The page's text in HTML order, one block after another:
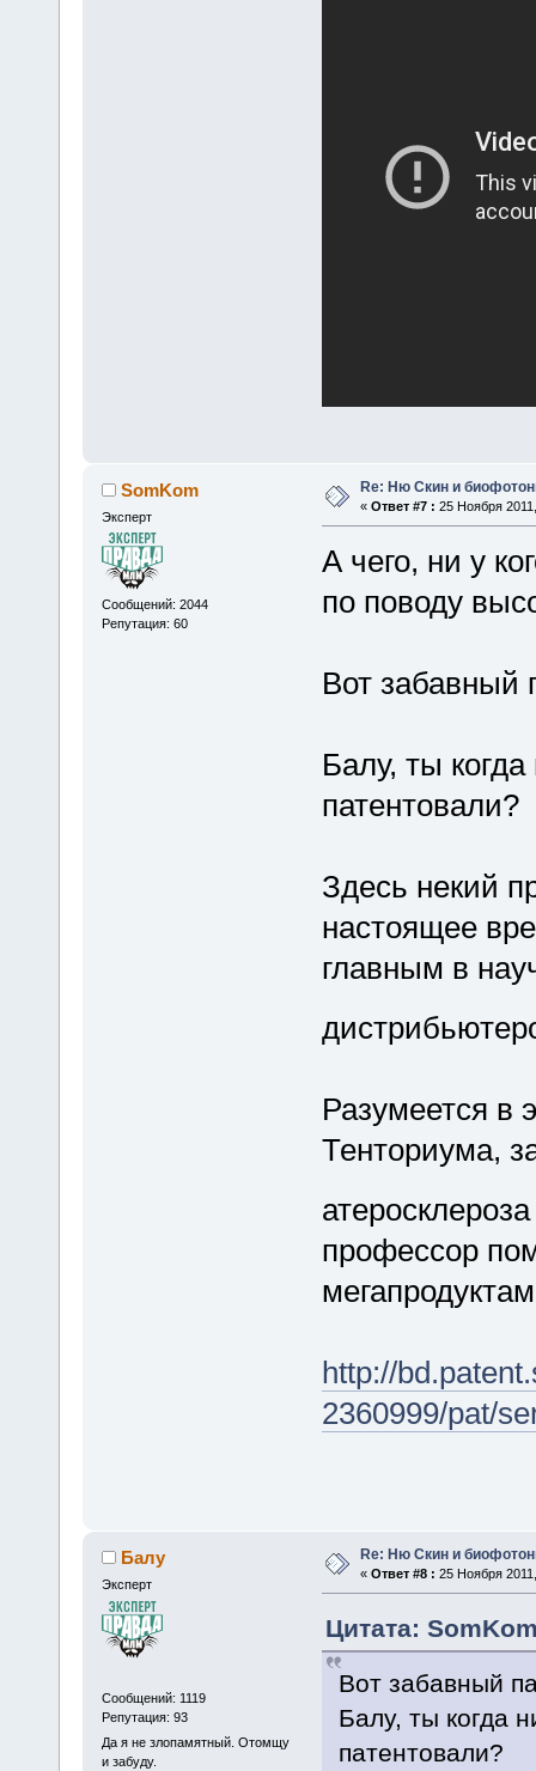
SomKom
Эксперт
Сообщений: 2044
Репутация: 60
Re: Ню Скин и
« Ответ #7 : 25 Ноября
А чего, ни у
по поводу
Вот забавный
Балу, ты
патентовали?
Здесь некий
настоящее
главным в
Разумеется в
Тенториума,
профессор
http://
2360999/pat/
Балу
Эксперт
Сообщений: 1119
Репутация: 93
Да я не злопамятный. Отомщу
и забуду.
Re: Ню Скин и
« Ответ #8 : 25 Ноября
Цитата:
Вот забавный
Балу, ты когда
патентовали?